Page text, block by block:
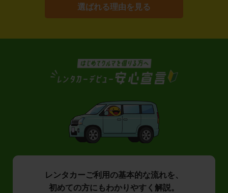
選ばれる理由を見る
レンタカーご利用の基本的な流れを、
初めての方にもわかりやすく解説。